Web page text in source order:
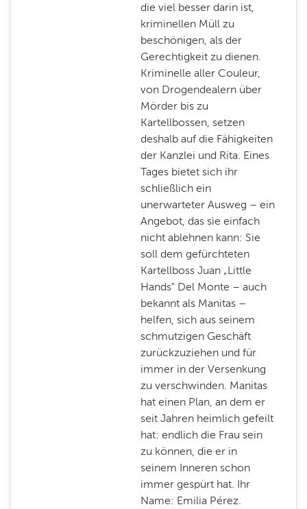
die viel besser darin ist,
kriminellen Müll zu
beschönigen, als der
Gerechtigkeit zu dienen.
Kriminelle aller Couleur,
von Drogendealern über
Mörder bis zu
Kartellbossen, setzen
deshalb auf die Fähigkeiten
der Kanzlei und Rita. Eines
Tages bietet sich ihr
schließlich ein
unerwarteter Ausweg – ein
Angebot, das sie einfach
nicht ablehnen kann: Sie
soll dem gefürchteten
Kartellboss Juan „Little
Hands" Del Monte – auch
bekannt als Manitas –
helfen, sich aus seinem
schmutzigen Geschäft
zurückzuziehen und für
immer in der Versenkung
zu verschwinden. Manitas
hat einen Plan, an dem er
seit Jahren heimlich gefeilt
hat: endlich die Frau sein
zu können, die er in
seinem Inneren schon
immer gespürt hat. Ihr
Name: Emilia Pérez.